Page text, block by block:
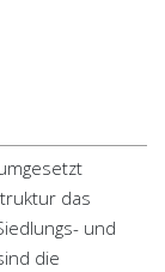
das
und
die